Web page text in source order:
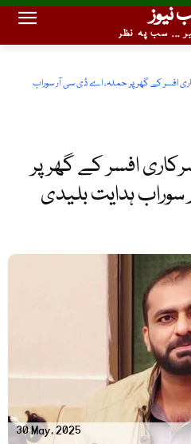
نیوز
... سب پہ نظر
افسر کے گھر پر حملہ، اے ڈی سی آر سوراب
افسر کے گھر پر
ہدایت بلیدی
30 May, 2025